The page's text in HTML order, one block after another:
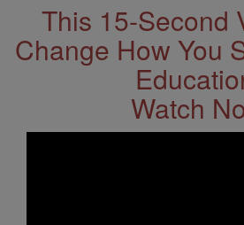
This 15-Second
Change How You
Watch